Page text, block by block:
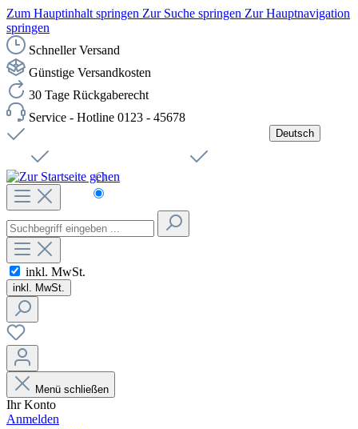
Zum Hauptinhalt springen Zur Suche springen Zur Hauptnavigation
springen
Schneller Versand
Günstige Versandkosten
30 Tage Rückgaberecht
Service - Hotline 0123 - 45678
Deutsch
Čeština
inkl. MwSt.
inkl. MwSt.
Menü schließen
Ihr Konto
Anmelden